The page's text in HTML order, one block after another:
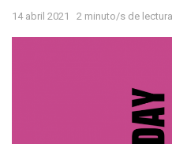
14 abril 2021 2 minuto/s de lectura